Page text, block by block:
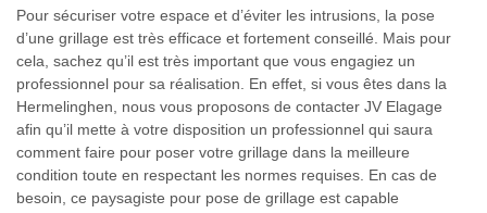
Pour sécuriser votre espace et d’éviter les intrusions, la pose
d’une grillage est très efficace et fortement conseillé. Mais pour
cela, sachez qu’il est très important que vous engagiez un
professionnel pour sa réalisation. En effet, si vous êtes dans la
Hermelinghen, nous vous proposons de contacter JV Elagage
afin qu’il mette à votre disposition un professionnel qui saura
comment faire pour poser votre grillage dans la meilleure
condition toute en respectant les normes requises. En cas de
besoin, ce paysagiste pour pose de grillage est capable